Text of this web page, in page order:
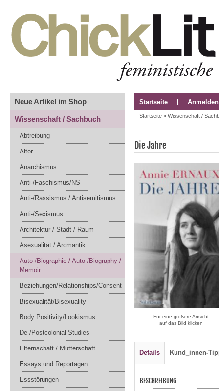
Neue Artikel im Shop
Wissenschaft / Sachbuch
Abtreibung
Alter
Anarchismus
Anti-/Faschismus/NS
Anti-/Rassismus / Antisemitismus
Anti-/Sexismus
Architektur / Stadt / Raum
Asexualität / Aromantik
Auto-/Biographie / Auto-/Biography /
Memoir
Beziehungen/Relationships/Consent
Bisexualität/Bisexuality
Body Positivity/Lookismus
De-/Postcolonial Studies
Elternschaft / Mutterschaft
Essays und Reportagen
Essstörungen
Startseite Anmelden
Startseite » Wissenschaft /
Die Jahre
Für eine größere Ansicht
auf das Bild klicken
Details Kund_innen-
BESCHREIBUNG